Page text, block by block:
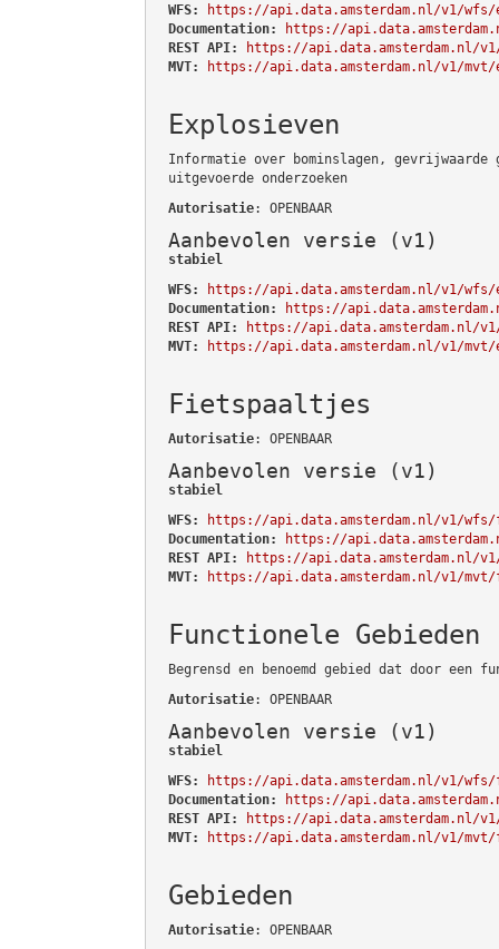
WFS:
https://api.data.amsterdam.nl/v1/wfs/
Documentation:
https://
REST API:
https://api.data.amsterdam.nl/v1/
MVT:
https://api.data.amsterdam.nl/v1/mvt/
Explosieven
Informatie over bominslagen, gevrijwaarde
uitgevoerde onderzoeken
Autorisatie: OPENBAAR
Aanbevolen versie (v1)
stabiel
WFS:
https://api.data.amsterdam.nl/v1/wfs/
Documentation:
https://
REST API:
https://api.data.amsterdam.nl/
MVT:
https://api.data.amsterdam.nl/v1/mvt/
Fietspaaltjes
Autorisatie: OPENBAAR
Aanbevolen versie (v1)
stabiel
WFS:
https://api.data.amsterdam.nl/v1/
Documentation:
https://
REST API:
https://api.data.amsterdam.nl/
MVT:
https://api.data.amsterdam.nl/v1/
Functionele Gebieden
Begrensd en benoemd gebied dat door een
Autorisatie: OPENBAAR
Aanbevolen versie (v1)
stabiel
WFS:
https://api.data.amsterdam.nl/v1/wfs/
Documentation:
https://
REST API:
https://api.data.amsterdam.nl/
MVT:
https://api.data.amsterdam.nl/v1/mvt/
Gebieden
Autorisatie: OPENBAAR